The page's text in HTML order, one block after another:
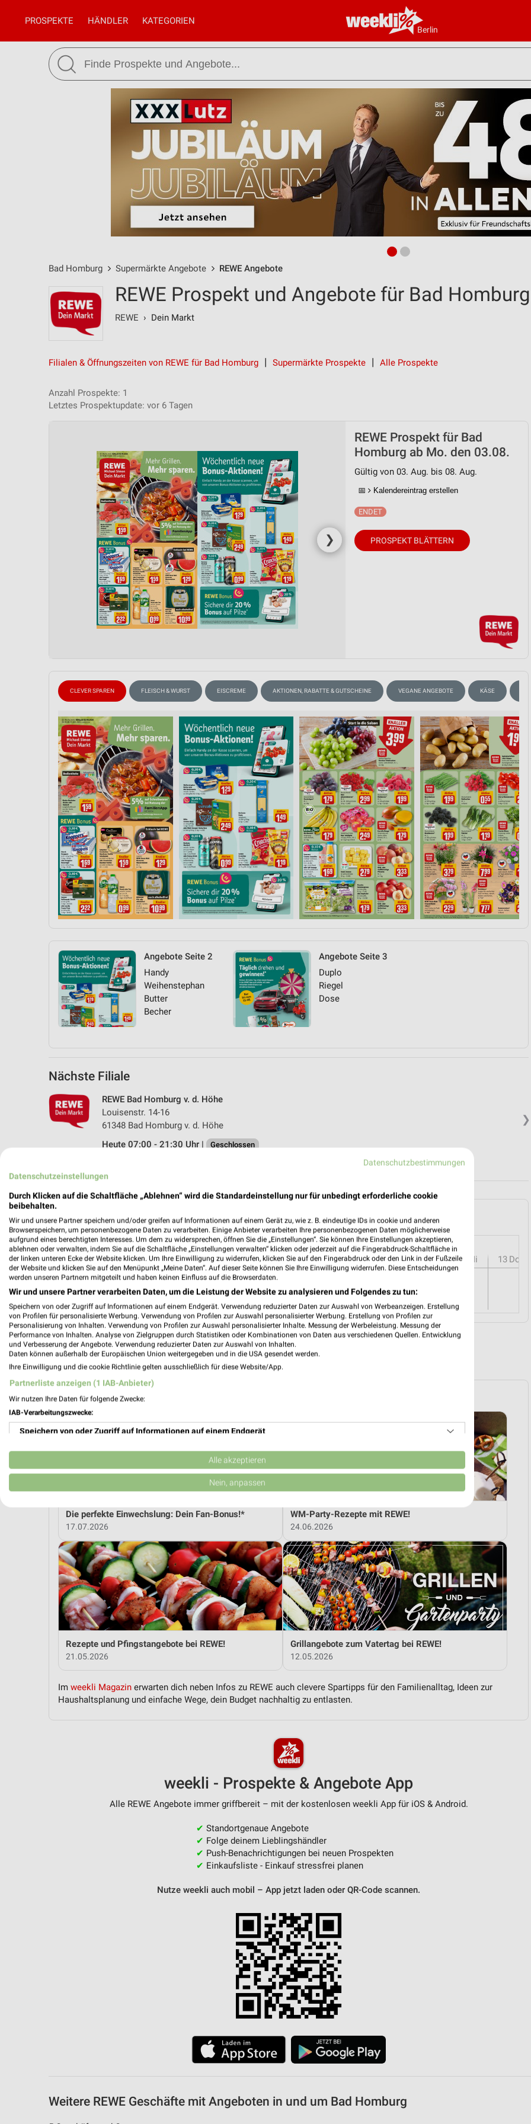
Berlin
PROSPEKTE HÄNDLER KATEGORIEN
Bad Homburg Supermärkte Angebote REWE Angebote
REWE Prospekt und Angebote für Bad Homburg
REWE › Dein Markt
Filialen & Öffnungszeiten von REWE für Bad Homburg Supermärkte Prospekte Alle Prospekte
Anzahl Prospekte: 1
Letztes Prospektupdate: vor 6 Tagen
❯
REWE Prospekt für Bad
Homburg ab Mo. den 03.08.
Gültig von 03. Aug. bis 08. Aug.
📅 Kalendereintrag erstellen
PROSPEKT BLÄTTERN
CLEVER SPAREN FLEISCH & WURST EISCREME AKTIONEN, RABATTE & GUTSCHEINE VEGANE ANGEBOTE KÄSE
Angebote Seite 2
Handy
Weihenstephan
Butter
Becher
Angebote Seite 3
Duplo
Riegel
Dose
Nächste Filiale
❯
REWE Bad Homburg v. d. Höhe
Louisenstr. 14-16
61348 Bad Homburg v. d. Höhe
Heute 07:00 - 21:30 Uhr |
Geschlossen
Angebote-Kalender für REWE in Bad Homburg und Umgebung
Aug.
03Mo 04Di 05Mi 06 Do 07 Fr 08 Sa 09So 10Mo 11Di 12 Mi 13 Do
REWE - Angebote ab 03.08.
MEHR PROSPEKTE
weekli Magazin
Die perfekte Einwechslung: Dein Fan-Bonus!*
17.07.2026
WM-Party-Rezepte mit REWE!
24.06.2026
Rezepte und Pfingstangebote bei REWE!
21.05.2026
Grillangebote zum Vatertag bei REWE!
12.05.2026
Im weekli Magazin erwarten dich neben Infos zu REWE auch clevere Spartipps für den Familienalltag, Ideen zur
Haushaltsplanung und einfache Wege, dein Budget nachhaltig zu entlasten.
weekli - Prospekte & Angebote App
Alle REWE Angebote immer griffbereit – mit der kostenlosen weekli App für iOS & Android.
✔ Standortgenaue Angebote
✔ Folge deinem Lieblingshändler
✔ Push-Benachrichtigungen bei neuen Prospekten
✔ Einkaufsliste - Einkauf stressfrei planen
Nutze weekli auch mobil – App jetzt laden oder QR-Code scannen.
Weitere REWE Geschäfte mit Angeboten in und um Bad Homburg
Datenschutzbestimmungen
Datenschutzeinstellungen
Durch Klicken auf die Schaltfläche „Ablehnen“ wird die Standardeinstellung nur für unbedingt erforderliche cookie
beibehalten.
Wir und unsere Partner speichern und/oder greifen auf Informationen auf einem Gerät zu, wie z. B. eindeutige IDs in cookie und anderen
Browserspeichern, um personenbezogene Daten zu verarbeiten. Einige Anbieter verarbeiten Ihre personenbezogenen Daten möglicherweise
aufgrund eines berechtigten Interesses. Um dem zu widersprechen, öffnen Sie die „Einstellungen“. Sie können Ihre Einstellungen akzeptieren,
ablehnen oder verwalten, indem Sie auf die Schaltfläche „Einstellungen verwalten“ klicken oder jederzeit auf die Fingerabdruck-Schaltfläche in
der linken unteren Ecke der Website klicken. Um Ihre Einwilligung zu widerrufen, klicken Sie auf den Fingerabdruck oder den Link in der Fußzeile
der Website und klicken Sie auf den Menüpunkt „Meine Daten“. Auf dieser Seite können Sie Ihre Einwilligung widerrufen. Diese Entscheidungen
werden unseren Partnern mitgeteilt und haben keinen Einfluss auf die Browserdaten.
Wir und unsere Partner verarbeiten Daten, um die Leistung der Website zu analysieren und Folgendes zu tun:
Speichern von oder Zugriff auf Informationen auf einem Endgerät. Verwendung reduzierter Daten zur Auswahl von Werbeanzeigen. Erstellung
von Profilen für personalisierte Werbung. Verwendung von Profilen zur Auswahl personalisierter Werbung. Erstellung von Profilen zur
Personalisierung von Inhalten. Verwendung von Profilen zur Auswahl personalisierter Inhalte. Messung der Werbeleistung. Messung der
Performance von Inhalten. Analyse von Zielgruppen durch Statistiken oder Kombinationen von Daten aus verschiedenen Quellen. Entwicklung
und Verbesserung der Angebote. Verwendung reduzierter Daten zur Auswahl von Inhalten.
Daten können außerhalb der Europäischen Union weitergegeben und in die USA gesendet werden.
Ihre Einwilligung und die cookie Richtlinie gelten ausschließlich für diese Website/App.
Partnerliste anzeigen (1 IAB-Anbieter)
Wir nutzen Ihre Daten für folgende Zwecke:
IAB-Verarbeitungszwecke:
Speichern von oder Zugriff auf Informationen auf einem Endgerät
Verwendung reduzierter Daten zur Auswahl von Werbeanzeigen
Erstellung von Profilen für personalisierte Werbung
Erstellung von Profilen zur Personalisierung von Inhalten
Verwendung von Profilen zur Auswahl personalisierter Inhalte
Messung der Werbeleistung
Messung der Performance von Inhalten
Analyse von Zielgruppen durch Statistiken oder Kombinationen von Daten aus verschiedenen
Entwicklung und Verbesserung der Angebote
Verwendung reduzierter Daten zur Auswahl von Inhalten
IAB-Besonderheiten:
Geräte anhand von aktiv angeforderten Informationen identifizieren
Alle akzeptieren
Nein, anpassen